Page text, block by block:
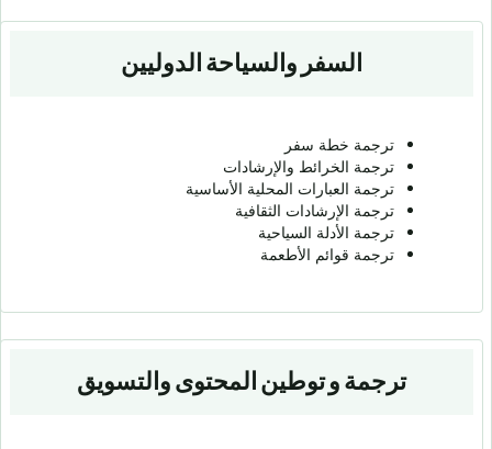
السفر والسياحة الدوليين
ترجمة خطة سفر
ترجمة الخرائط والإرشادات
ترجمة العبارات المحلية الأساسية
ترجمة الإرشادات الثقافية
ترجمة الأدلة السياحية
ترجمة قوائم الأطعمة
ترجمة و توطين المحتوى والتسويق